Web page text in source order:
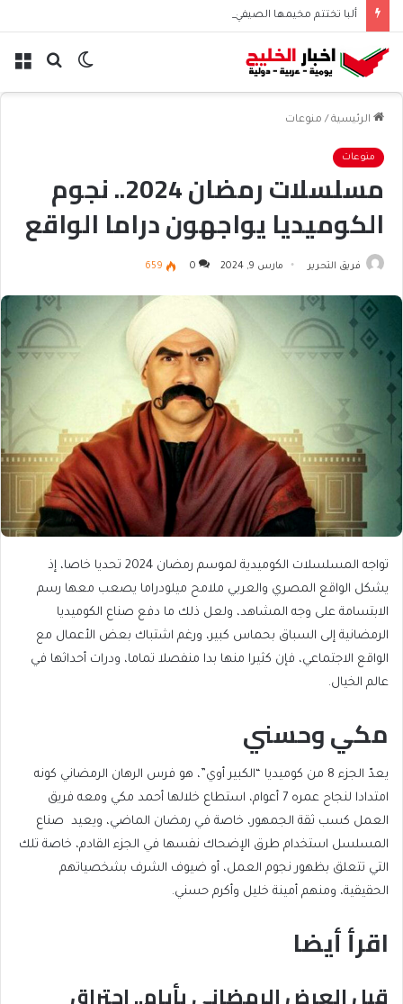
ألبا تختتم مخيمها الصيفي لطلاب البحرين
بحث الوضع
الرئيسية / منوعات
منوعات
مسلسلات رمضان 2024.. نجوم
الكوميديا يواجهون دراما الواقع
فريق التحرير مارس 9, 2024 0
659
تواجه المسلسلات الكوميدية لموسم رمضان 2024 تحديا خاصا، إذ
يشكل الواقع المصري والعربي ملامح ميلودراما يصعب معها رسم
الابتسامة على وجه المشاهد، ولعل ذلك ما دفع صناع الكوميديا
الرمضانية إلى السباق بحماس كبير، ورغم اشتباك بعض الأعمال مع
الواقع الاجتماعي، فإن كثيرا منها بدا منفصلا تماما، ودرات أحداثها في
عالم الخيال.
مكي وحسني
يعدّ الجزء 8 من كوميديا “الكبير أوي”، هو فرس الرهان الرمضاني كونه
امتدادا لنجاح عمره 7 أعوام، استطاع خلالها أحمد مكي ومعه فريق
العمل كسب ثقة الجمهور، خاصة في رمضان الماضي، ويعيد صناع
المسلسل استخدام طرق الإضحاك نفسها في الجزء القادم، خاصة تلك
التي تتعلق بظهور نجوم العمل، أو ضيوف الشرف بشخصياتهم
الحقيقية، ومنهم أمينة خليل وأكرم حسني.
اقرأ أيضا
list
قبل العرض الرمضاني بأيام.. احتراق